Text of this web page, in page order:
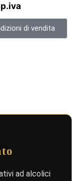
di vendita
ad alcolici